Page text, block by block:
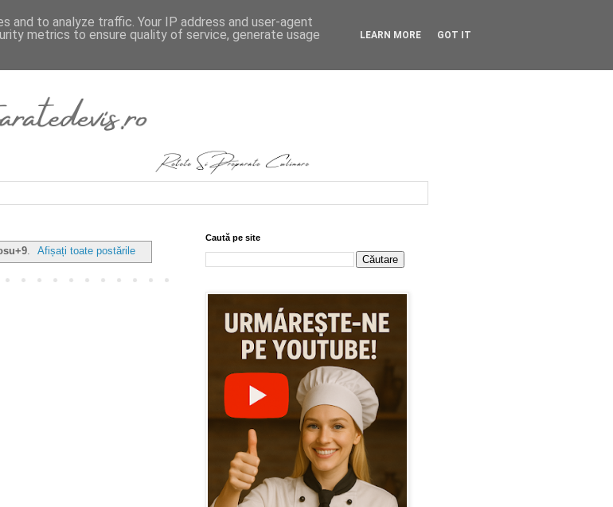
. Afișați toate postările
Caută pe site
to analyze traffic. Your IP address and user-agent
metrics to ensure quality of service, generate usage
LEARN MORE GOT IT